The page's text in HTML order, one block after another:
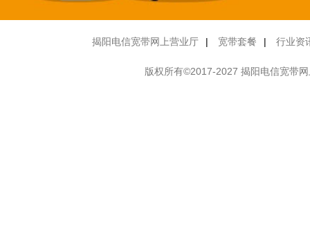
揭阳电信宽带网上营业厅 | 宽带套餐 | 行业资
版权所有©2017-2027 揭阳电信宽带